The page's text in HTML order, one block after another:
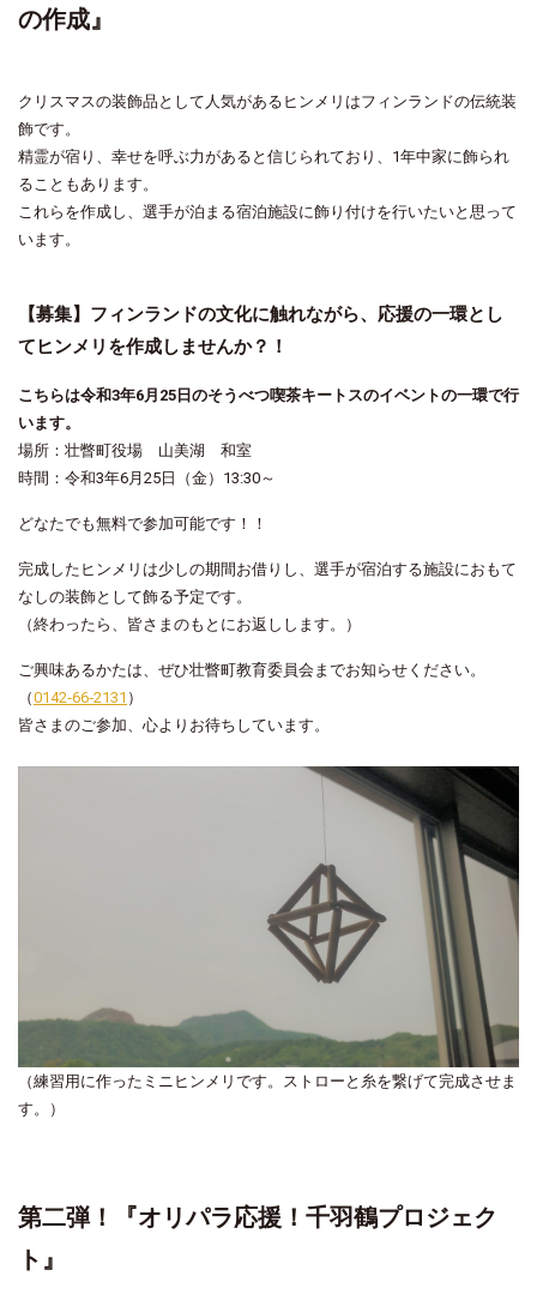
の作成』
クリスマスの装飾品として人気があるヒンメリはフィンランドの伝統装
飾です。
精霊が宿り、幸せを呼ぶ力があると信じられており、1年中家に飾られ
ることもあります。
これらを作成し、選手が泊まる宿泊施設に飾り付けを行いたいと思って
います。
【募集】フィンランドの文化に触れながら、応援の一環とし
てヒンメリを作成しませんか？！
こちらは令和3年6月25日のそうべつ喫茶キートスのイベントの一環で行
います。
場所：壮瞥町役場 山美湖 和室
時間：令和3年6月25日（金）13:30～
どなたでも無料で参加可能です！！
完成したヒンメリは少しの期間お借りし、選手が宿泊する施設におもて
なしの装飾として飾る予定です。
（終わったら、皆さまのもとにお返しします。）
ご興味あるかたは、ぜひ壮瞥町教育委員会までお知らせください。
（0142‐66‐2131 ）
皆さまのご参加、心よりお待ちしています。
（練習用に作ったミニヒンメリです。ストローと糸を繋げて完成させま
す。）
第二弾！『オリパラ応援！千羽鶴プロジェク
ト』